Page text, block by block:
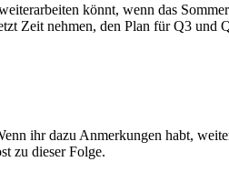
könnt, wenn das
Zeit nehmen, den Plan für Q3 und
ihr dazu Anmerkungen habt,
zu dieser Folge.